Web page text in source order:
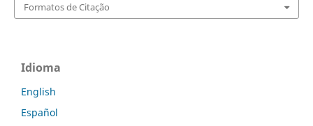
Formatos de Citação
Idioma
English
Español